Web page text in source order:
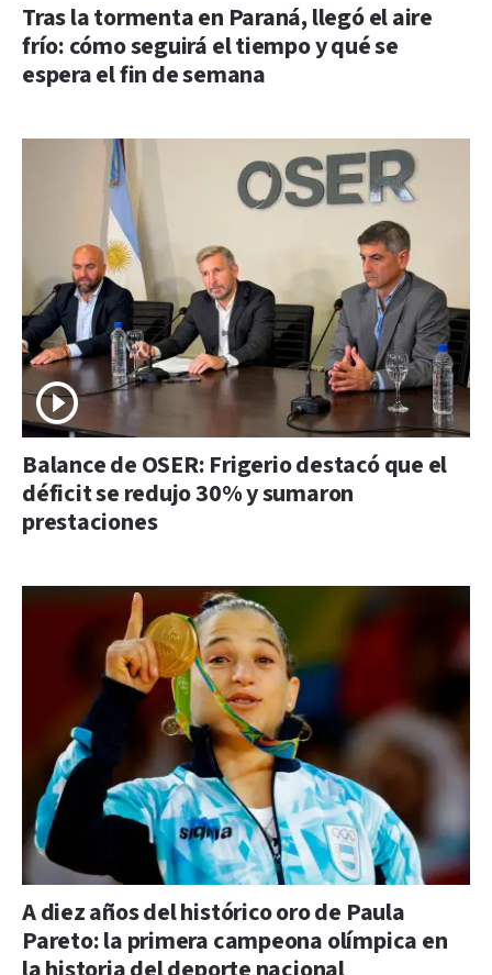
Tras la tormenta en Paraná, llegó el aire
frío: cómo seguirá el tiempo y qué se
espera el fin de semana
Balance de OSER: Frigerio destacó que el
déficit se redujo 30% y sumaron
prestaciones
A diez años del histórico oro de Paula
Pareto: la primera campeona olímpica en